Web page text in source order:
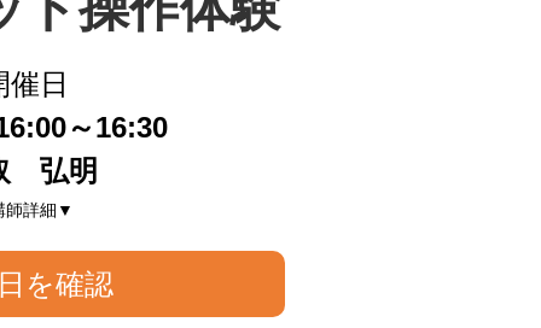
催日
～16:30
弘明
師詳細▼
を確認